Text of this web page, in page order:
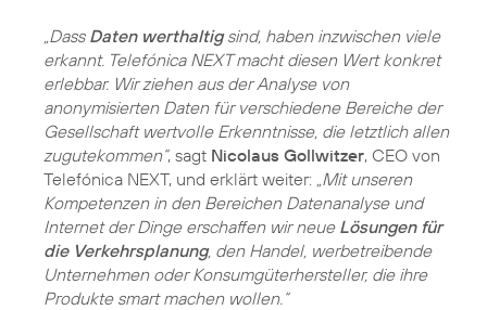
„Dass Daten werthaltigsind, haben inzwischen viele
erkannt. Telefónica NEXT macht diesen Wert konkret
erlebbar. Wir ziehen aus der Analyse von
anonymisierten Daten für verschiedene Bereiche der
Gesellschaft wertvolle Erkenntnisse, die letztlich allen
zugutekommen“, sagt Nicolaus Gollwitzer, CEO von
Telefónica NEXT, und erklärt weiter: „Mit unseren
Kompetenzen in den Bereichen Datenanalyse und
Internet der Dinge erschaffen wir neue Lösungen für
die Verkehrsplanung, den Handel, werbetreibende
Unternehmen oder Konsumgüterhersteller, die ihre
Produkte smart machen wollen.“